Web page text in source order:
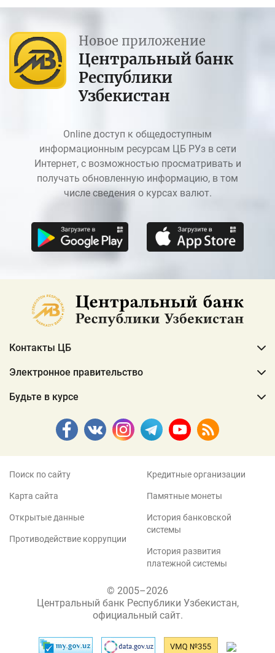
Новое приложение
Центральный банк
Республики
Узбекистан
Online доступ к общедоступным
информационным ресурсам ЦБ РУз в сети
Интернет, с возможностью просматривать и
получать обновленную информацию, в том
числе сведения о курсах валют.
Контакты ЦБ
Электронное правительство
Будьте в курсе
Поиск по сайту
Карта сайта
Открытые данные
Противодействие коррупции
Кредитные организации
Памятные монеты
История банковской
системы
История развития
платежной системы
© 2005–2026
Центральный банк Республики Узбекистан,
официальный сайт.